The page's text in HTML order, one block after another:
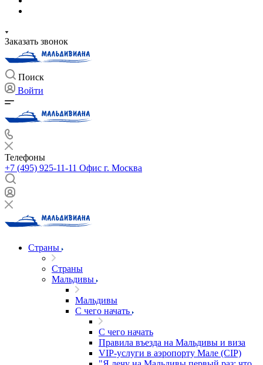
Заказать звонок
Поиск
Войти
Телефоны
+7 (495) 925-11-11 Офис г. Москва
Страны
Страны
Мальдивы
Мальдивы
С чего начать
С чего начать
Правила въезда на Мальдивы и виза
VIP-услуги в аэропорту Мале (CIP)